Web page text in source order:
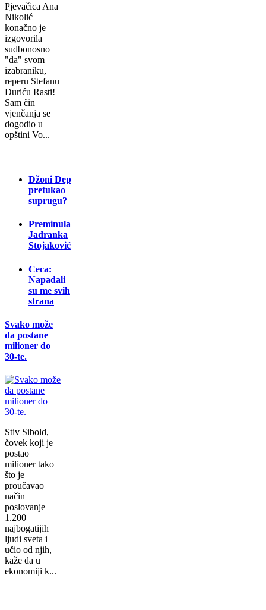
Pjevačica Ana
Nikolić
konačno je
izgovorila
sudbonosno
"da" svom
izabraniku,
reperu Stefanu
Đuriću Rasti!
Sam čin
vjenčanja se
dogodio u
opštini Vo...
Džoni Dep
pretukao
suprugu?
Preminula
Jadranka
Stojaković
Ceca:
Napadali
su me svih
strana
Svako može
da postane
milioner do
30-te.
Stiv Sibold,
čovek koji je
postao
milioner tako
što je
proučavao
način
poslovanje
1.200
najbogatijih
ljudi sveta i
učio od njih,
kaže da u
ekonomiji k...